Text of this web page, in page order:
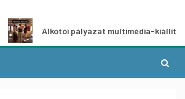
Alkotói pályázat multimédia-kiállításhoz